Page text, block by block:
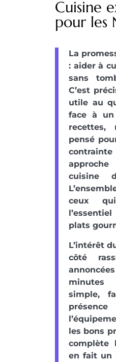
Cuisine
pour les
La
: aider à
sans
C’est
utile au
face à
pensé
cuisine
ceux
plats
L’intérêt
côté
minutes
simple,
les bons
complète
en fait un